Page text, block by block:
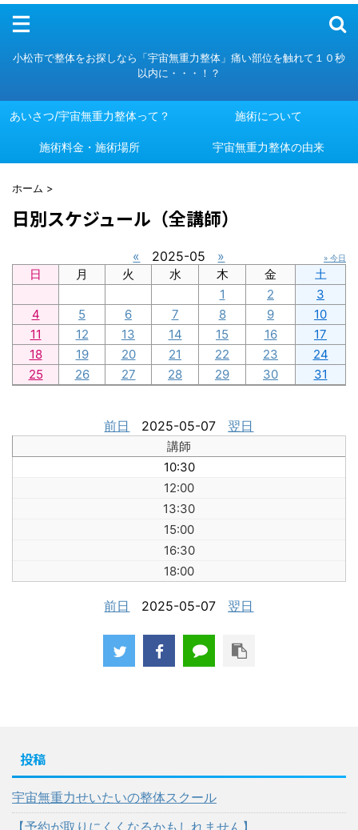
メニュー
あいさつ/宇宙無重力整体って？
施術料金・施術場所
宇宙無重力整体の由来
小松市で整体をお探しなら「宇宙無重力整体」痛い部位を触れて１０秒
以内に・・・！？
あいさつ/宇宙無重力整体って？ 施術について
施術料金・施術場所 宇宙無重力整体の由来
ホーム >
日別スケジュール（全講師）
« 2025-05 » » 今日
日 月 火 水 木 金
土
1
2
3
4
5 6 7 8 9
10
11
12 13 14 15 16
17
18
19 20 21 22 23
24
25
26 27 28 29 30 31
前日 2025-05-07 翌日
講師
10:30
12:00
13:30
15:00
16:30
18:00
前日 2025-05-07 翌日
投稿
宇宙無重力せいたいの整体スクール
【予約が取りにくくなるかもしれません】